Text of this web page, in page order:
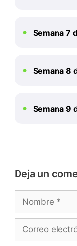
Semana 7
Semana 8
Semana 9
Deja un
Nombre
Correo